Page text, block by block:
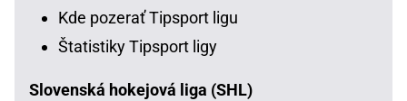
Kde pozerať Tipsport ligu
Štatistiky Tipsport ligy
Slovenská hokejová liga (SHL)